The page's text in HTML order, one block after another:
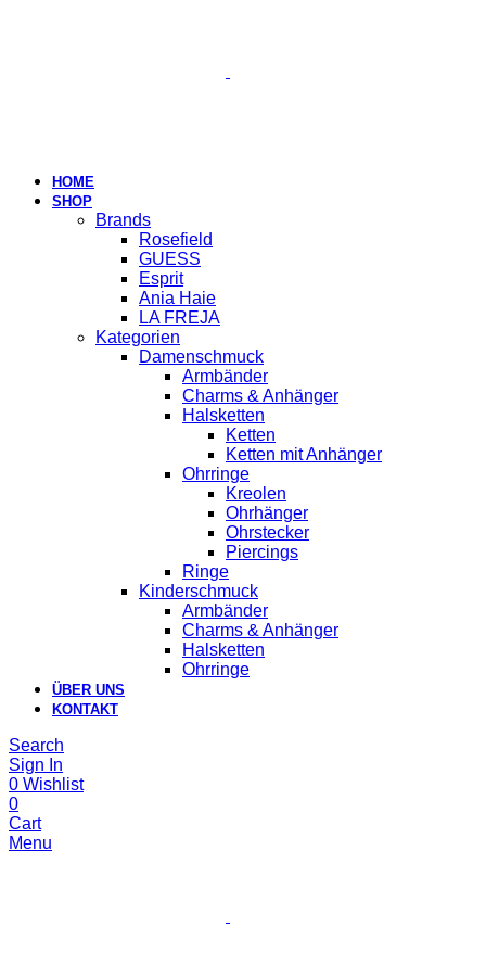
HOME
SHOP
Brands
Rosefield
GUESS
Esprit
Ania Haie
LA FREJA
Kategorien
Damenschmuck
Armbänder
Charms & Anhänger
Halsketten
Ketten
Ketten mit Anhänger
Ohrringe
Kreolen
Ohrhänger
Ohrstecker
Piercings
Ringe
Kinderschmuck
Armbänder
Charms & Anhänger
Halsketten
Ohrringe
ÜBER UNS
KONTAKT
Search
Sign In
0 Wishlist
0
Cart
Menu